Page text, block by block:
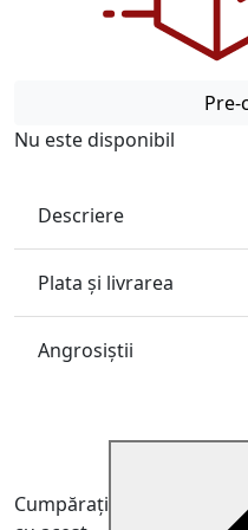
Pre-
Nu este disponibil
Descriere
Plata și livrarea
Angrosiştii
Cumpărați